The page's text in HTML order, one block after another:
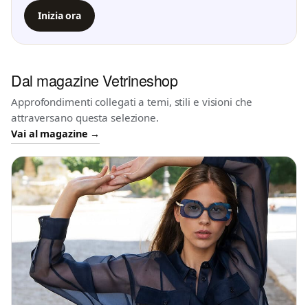
Inizia ora
Dal magazine Vetrineshop
Approfondimenti collegati a temi, stili e visioni che
attraversano questa selezione.
Vai al magazine →